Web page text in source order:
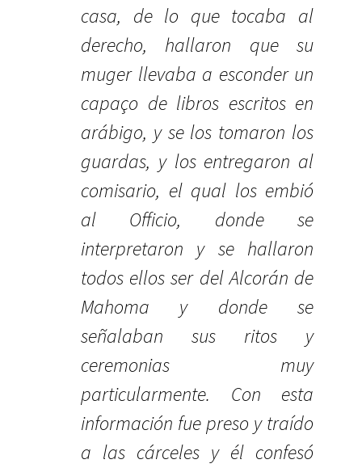
casa, de lo que tocaba al
derecho, hallaron que su
muger llevaba a esconder un
capaço de libros escritos en
arábigo, y se los tomaron los
guardas, y los entregaron al
comisario, el qual los embió
al Officio, donde se
interpretaron y se hallaron
todos ellos ser del Alcorán de
Mahoma y donde se
señalaban sus ritos y
ceremonias muy
particularmente. Con esta
información fue preso y traído
a las cárceles y él confesó